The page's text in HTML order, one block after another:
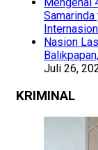
Samarinda
Nasion
Juli 26,
KRIMINAL